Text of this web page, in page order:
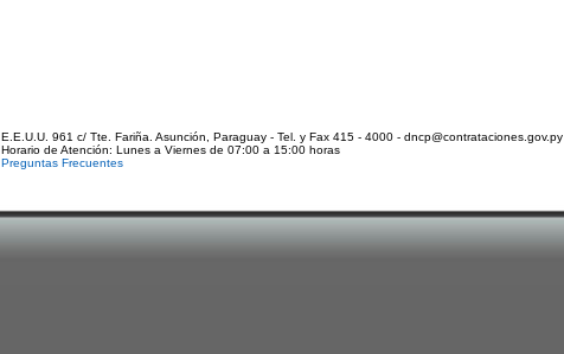
E.E.U.U. 961 c/ Tte. Fariña. Asunción, Paraguay - Tel. y Fax 415 - 4000 - dncp@contrataciones.gov.py
Horario de Atención: Lunes a Viernes de 07:00 a 15:00 horas
Preguntas Frecuentes